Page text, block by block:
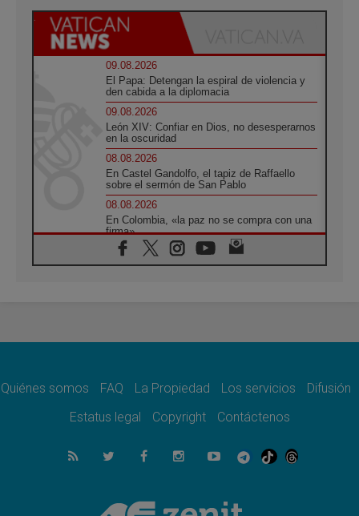
09.08.2026
El Papa: Detengan la espiral de violencia y
den cabida a la diplomacia
09.08.2026
León XIV: Confiar en Dios, no desesperarnos
en la oscuridad
08.08.2026
En Castel Gandolfo, el tapiz de Raffaello
sobre el sermón de San Pablo
08.08.2026
En Colombia, «la paz no se compra con una
firma»
08.08.2026
En Venezuela celebraron los 416 años del
08.08.2026
07.08.2026
se convierte en diócesis
Honduras: Los desplazados invisibles de una
crisis olvidada
Bokalic: "En Argentina el Papa León señalará
el compromiso del cristiano"
Quiénes somos FAQ La Propiedad Los servicios
Difusión
Estatus legal
Copyright Contáctenos